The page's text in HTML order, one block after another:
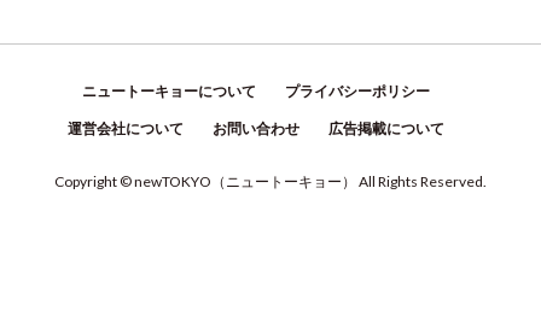
ニュートーキョーについて プライバシーポリシー
運営会社について お問い合わせ 広告掲載について
Copyright © newTOKYO （ ニュートーキョー ） All Rights Reserved.